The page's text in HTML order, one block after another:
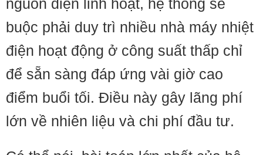
nguồn điện linh hoạt, hệ thống sẽ
buộc phải duy trì nhiều nhà máy nhiệt
điện hoạt động ở công suất thấp chỉ
để sẵn sàng đáp ứng vài giờ cao
điểm buổi tối. Điều này gây lãng phí
lớn về nhiên liệu và chi phí đầu tư.